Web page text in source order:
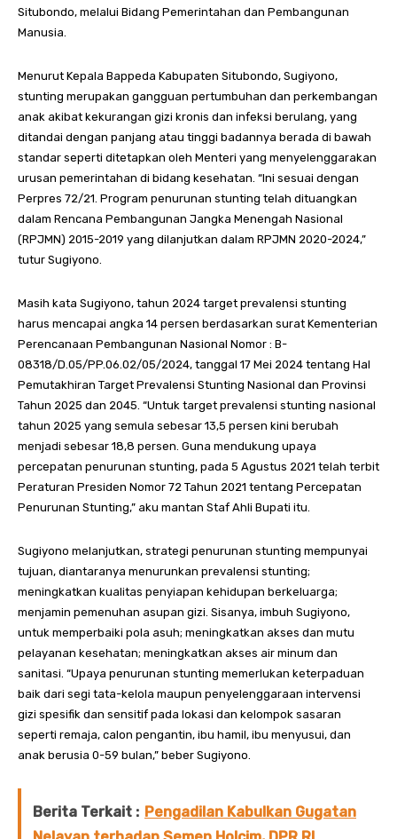
Situbondo, melalui Bidang Pemerintahan dan Pembangunan
Manusia.
Menurut Kepala Bappeda Kabupaten Situbondo, Sugiyono,
stunting merupakan gangguan pertumbuhan dan perkembangan
anak akibat kekurangan gizi kronis dan infeksi berulang, yang
ditandai dengan panjang atau tinggi badannya berada di bawah
standar seperti ditetapkan oleh Menteri yang menyelenggarakan
urusan pemerintahan di bidang kesehatan. “Ini sesuai dengan
Perpres 72/21. Program penurunan stunting telah dituangkan
dalam Rencana Pembangunan Jangka Menengah Nasional
(RPJMN) 2015-2019 yang dilanjutkan dalam RPJMN 2020-2024,”
tutur Sugiyono.
Masih kata Sugiyono, tahun 2024 target prevalensi stunting
harus mencapai angka 14 persen berdasarkan surat Kementerian
Perencanaan Pembangunan Nasional Nomor : B-
08318/D.05/PP.06.02/05/2024, tanggal 17 Mei 2024 tentang Hal
Pemutakhiran Target Prevalensi Stunting Nasional dan Provinsi
Tahun 2025 dan 2045. “Untuk target prevalensi stunting nasional
tahun 2025 yang semula sebesar 13,5 persen kini berubah
menjadi sebesar 18,8 persen. Guna mendukung upaya
percepatan penurunan stunting, pada 5 Agustus 2021 telah terbit
Peraturan Presiden Nomor 72 Tahun 2021 tentang Percepatan
Penurunan Stunting,” aku mantan Staf Ahli Bupati itu.
Sugiyono melanjutkan, strategi penurunan stunting mempunyai
tujuan, diantaranya menurunkan prevalensi stunting;
meningkatkan kualitas penyiapan kehidupan berkeluarga;
menjamin pemenuhan asupan gizi. Sisanya, imbuh Sugiyono,
untuk memperbaiki pola asuh; meningkatkan akses dan mutu
pelayanan kesehatan; meningkatkan akses air minum dan
sanitasi. “Upaya penurunan stunting memerlukan keterpaduan
baik dari segi tata-kelola maupun penyelenggaraan intervensi
gizi spesifik dan sensitif pada lokasi dan kelompok sasaran
seperti remaja, calon pengantin, ibu hamil, ibu menyusui, dan
anak berusia 0-59 bulan,” beber Sugiyono.
Berita Terkait : Pengadilan Kabulkan Gugatan